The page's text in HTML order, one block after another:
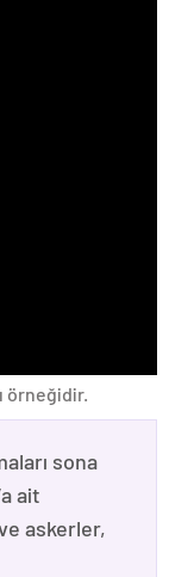
örneğidir.
sona
ait
askerler,